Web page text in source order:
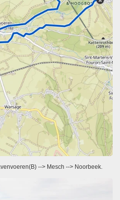
--> Mesch --> Noorbeek.